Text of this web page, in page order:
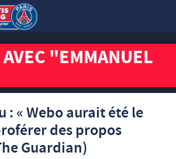
"EMMANUEL
: « Webo aurait été le
des propos
Guardian)